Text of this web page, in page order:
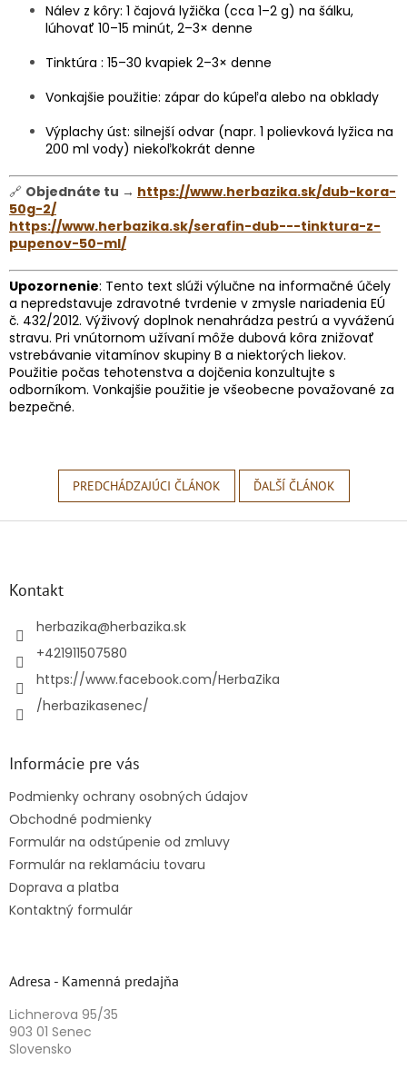
Nálev z kôry: 1 čajová lyžička (cca 1–2 g) na šálku,
lúhovať 10–15 minút, 2–3× denne
Tinktúra : 15–30 kvapiek 2–3× denne
Vonkajšie použitie: zápar do kúpeľa alebo na obklady
Výplachy úst: silnejší odvar (napr. 1 polievková lyžica na
200 ml vody) niekoľkokrát denne
🔗 Objednáte tu → https://www.herbazika.sk/dub-kora-
50g-2/
https://www.herbazika.sk/serafin-dub---tinktura-z-
pupenov-50-ml/
Upozornenie: Tento text slúži výlučne na informačné účely
a nepredstavuje zdravotné tvrdenie v zmysle nariadenia EÚ
č. 432/2012. Výživový doplnok nenahrádza pestrú a vyváženú
stravu. Pri vnútornom užívaní môže dubová kôra znižovať
vstrebávanie vitamínov skupiny B a niektorých liekov.
Použitie počas tehotenstva a dojčenia konzultujte s
odborníkom. Vonkajšie použitie je všeobecne považované za
bezpečné.
PREDCHÁDZAJÚCI ČLÁNOK ĎALŠÍ ČLÁNOK
Z
Kontakt
herbazika@herbazika.sk
+421911507580
https://www.facebook.com/HerbaZika
/herbazikasenec/
Informácie pre vás
Podmienky ochrany osobných údajov
Obchodné podmienky
Formulár na odstúpenie od zmluvy
Formulár na reklamáciu tovaru
Doprava a platba
Kontaktný formulár
Adresa - Kamenná predajňa
Lichnerova 95/35
903 01 Senec
Slovensko